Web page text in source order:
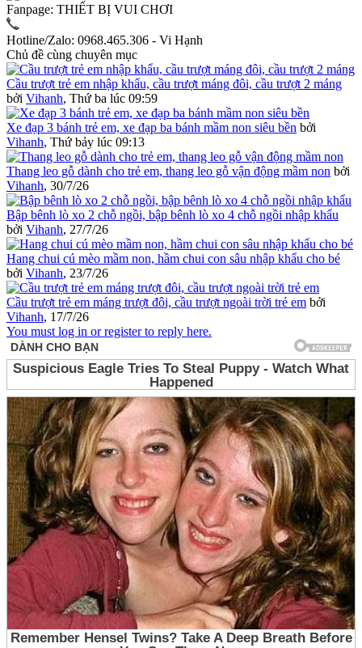
Fanpage: THIẾT BỊ VUI CHƠI
Hotline/Zalo: 0968.465.306 - Vi Hạnh
Chủ đề cùng chuyên mục
Cầu trượt trẻ em nhập khẩu, cầu trượt máng đôi, cầu trượt 2 máng
bởi Vihanh, Thứ ba lúc 09:59
Xe đạp 3 bánh trẻ em, xe đạp ba bánh mầm non siêu bền bởi
Vihanh, Thứ bảy lúc 09:13
Thang leo gỗ dành cho trẻ em, thang leo gỗ vận động mầm non bởi
Vihanh, 30/7/26
Bập bênh lò xo 2 chỗ ngồi, bập bênh lò xo 4 chỗ ngồi nhập khẩu
bởi Vihanh, 27/7/26
Hang chui cú mèo mầm non, hầm chui con sâu nhập khẩu cho bé
bởi Vihanh, 23/7/26
Cầu trượt trẻ em máng trượt đôi, cầu trượt ngoài trời trẻ em bởi
Vihanh, 17/7/26
You must log in or register to reply here.